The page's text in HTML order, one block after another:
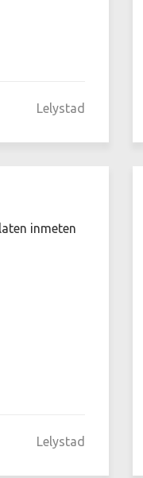
Lelystad
inmeten
Lelystad